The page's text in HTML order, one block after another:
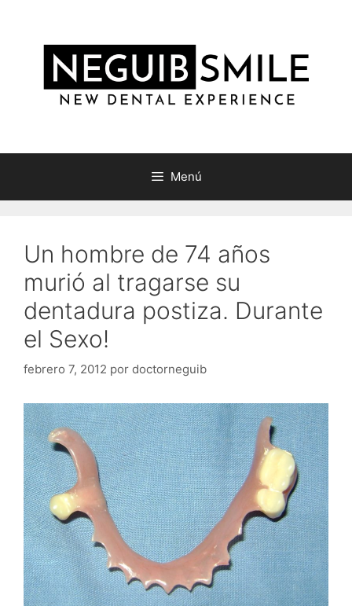
Menú
Un hombre de 74 años
murió al tragarse su
dentadura postiza. Durante
el Sexo!
febrero 7, 2012 por doctorneguib